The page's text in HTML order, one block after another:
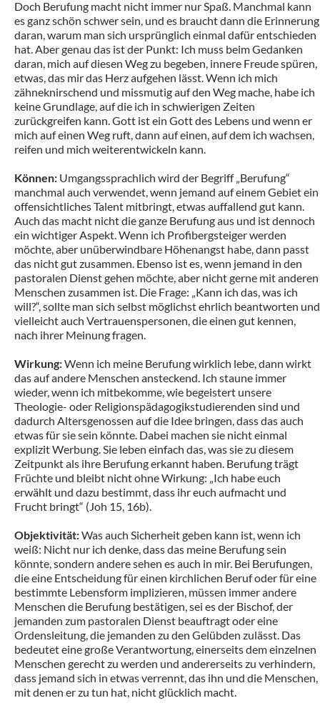
Doch Berufung macht nicht immer nur Spaß. Manchmal kann
es ganz schön schwer sein, und es braucht dann die Erinnerung
daran, warum man sich ursprünglich einmal dafür entschieden
hat. Aber genau das ist der Punkt: Ich muss beim Gedanken
daran, mich auf diesen Weg zu begeben, innere Freude spüren,
etwas, das mir das Herz aufgehen lässt. Wenn ich mich
zähneknirschend und missmutig auf den Weg mache, habe ich
keine Grundlage, auf die ich in schwierigen Zeiten
zurückgreifen kann. Gott ist ein Gott des Lebens und wenn er
mich auf einen Weg ruft, dann auf einen, auf dem ich wachsen,
reifen und mich weiterentwickeln kann.
Können: Umgangssprachlich wird der Begriff „Berufung“
manchmal auch verwendet, wenn jemand auf einem Gebiet ein
offensichtliches Talent mitbringt, etwas auffallend gut kann.
Auch das macht nicht die ganze Berufung aus und ist dennoch
ein wichtiger Aspekt. Wenn ich Profibergsteiger werden
möchte, aber unüberwindbare Höhenangst habe, dann passt
das nicht gut zusammen. Ebenso ist es, wenn jemand in den
pastoralen Dienst gehen möchte, aber nicht gerne mit anderen
Menschen zusammen ist. Die Frage: „Kann ich das, was ich
will?“, sollte man sich selbst möglichst ehrlich beantworten und
vielleicht auch Vertrauenspersonen, die einen gut kennen,
nach ihrer Meinung fragen.
Wirkung:Wenn ich meine Berufung wirklich lebe, dann wirkt
das auf andere Menschen ansteckend. Ich staune immer
wieder, wenn ich mitbekomme, wie begeistert unsere
Theologie- oder Religionspädagogikstudierenden sind und
dadurch Altersgenossen auf die Idee bringen, dass das auch
etwas für sie sein könnte. Dabei machen sie nicht einmal
explizit Werbung. Sie leben einfach das, was sie zu diesem
Zeitpunkt als ihre Berufung erkannt haben. Berufung trägt
Früchte und bleibt nicht ohne Wirkung: „Ich habe euch
erwählt und dazu bestimmt, dass ihr euch aufmacht und
Frucht bringt“ (Joh 15, 16b).
Objektivität:Was auch Sicherheit geben kann ist, wenn ich
weiß: Nicht nur ich denke, dass das meine Berufung sein
könnte, sondern andere sehen es auch in mir. Bei Berufungen,
die eine Entscheidung für einen kirchlichen Beruf oder für eine
bestimmte Lebensform implizieren, müssen immer andere
Menschen die Berufung bestätigen, sei es der Bischof, der
jemanden zum pastoralen Dienst beauftragt oder eine
Ordensleitung, die jemanden zu den Gelübden zulässt. Das
bedeutet eine große Verantwortung, einerseits dem einzelnen
Menschen gerecht zu werden und andererseits zu verhindern,
dass jemand sich in etwas verrennt, das ihn und die Menschen,
mit denen er zu tun hat, nicht glücklich macht.